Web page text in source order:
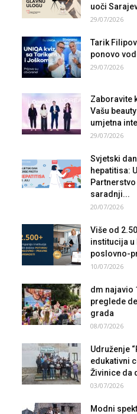
uoči
29/07/2026
Tarik
ponovo
29/07/2026
Zaboravite
Vašu
umjetna
29/07/2026
Svjetski
hepatitisa:
saradnji...
20/07/2026
Više od
institucija u
poslovno-
10/07/2026
dm najavio
preglede
grada
08/07/2026
Udruženje
edukativni
Živinice da
03/07/2026
Modni